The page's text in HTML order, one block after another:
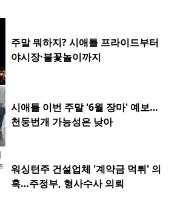
주말 뭐하지? 시애틀 프라이드부터
야시장·불꽃놀이까지
시애틀 이번 주말 '6월 장마' 예보…
천둥번개 가능성은 낮아
워싱턴주 건설업체 '계약금 먹튀' 의
혹…주정부, 형사수사 의뢰